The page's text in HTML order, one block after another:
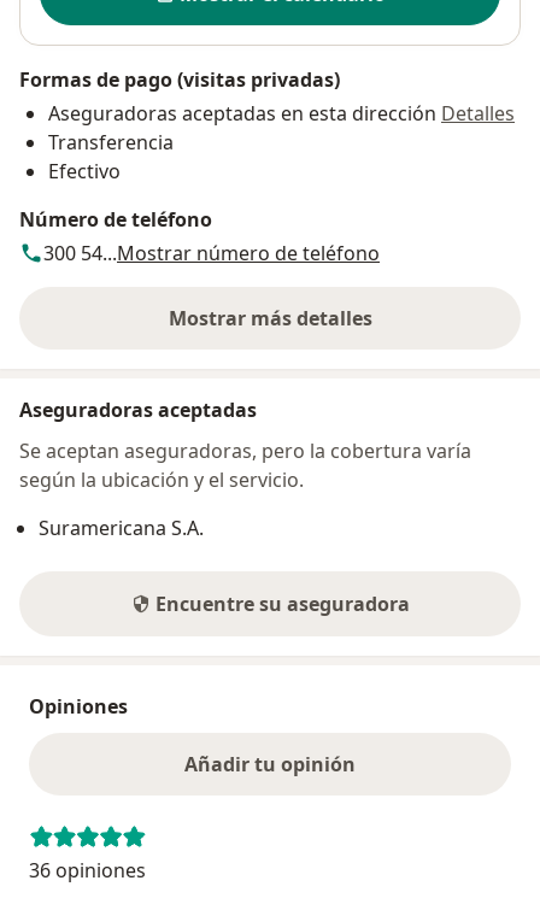
Formas de pago (visitas privadas)
Aseguradoras aceptadas en esta dirección Detalles
Transferencia
Efectivo
Número de teléfono
300 54...Mostrar número de teléfono
Mostrar más detalles
sobre la dirección
Aseguradoras aceptadas
Se aceptan aseguradoras, pero la cobertura varía
según la ubicación y el servicio.
Suramericana S.A.
Encuentre su aseguradora
Opiniones
Añadir tu opinión
36 opiniones